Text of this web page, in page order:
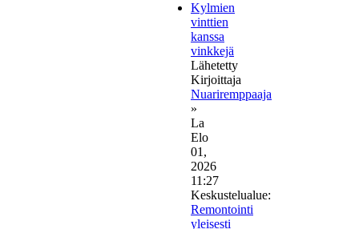
Kylmien
vinttien
kanssa
vinkkejä
Lähetetty
Kirjoittaja
Nuariremppaaja
»
La
Elo
01,
2026
11:27
Keskustelualue:
Remontointi
yleisesti